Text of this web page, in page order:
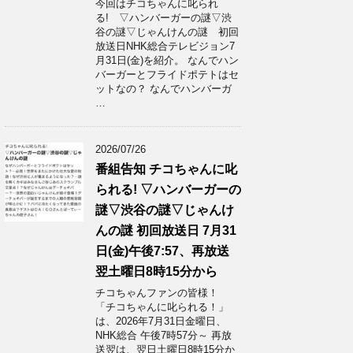
今回はチコちゃんに叱られ
る! ▽ハンバーガーの謎▽渋
谷の謎▽じゃんけんの謎 初回
放送日NHK総合テレビジョン7
月31日(金)を紹介。 なんでハン
バーガーとフライドポテトはセ
ットなの？ なんでハンバーガ
…
2026/07/26
番組告知 チコちゃんに叱
られる! ▽ハンバーガーの
謎▽渋谷の謎▽じゃんけ
んの謎 初回放送日 7月31
日(金)午後7:57、再放送
翌土曜日8時15分から
チコちゃんファンの皆様！
「チコちゃんに叱られる！」​
は、2026年7月31日金曜日、
NHK総合 午後7時57分～ 再放
送翌は、翌日土曜日8時15分か